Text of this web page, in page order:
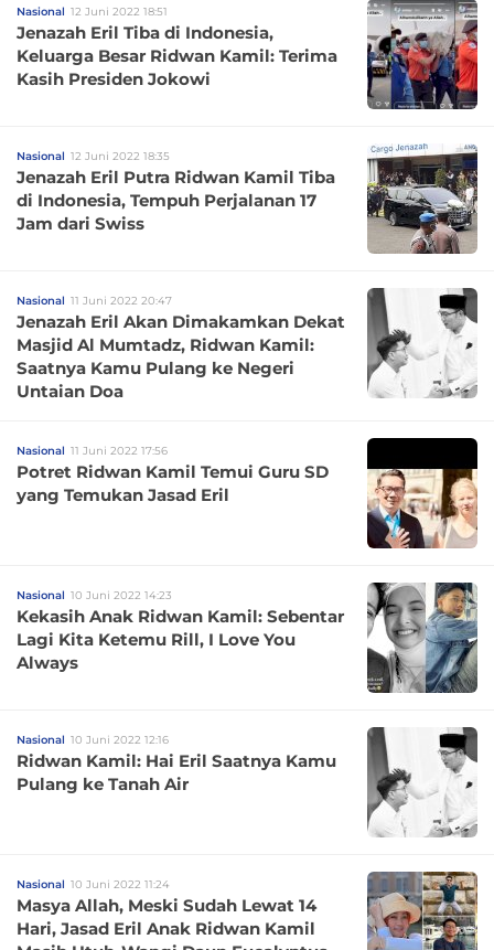
Nasional 12 Juni 2022 18:51
Jenazah Eril Tiba di Indonesia,
Keluarga Besar Ridwan Kamil: Terima
Kasih Presiden Jokowi
Nasional 12 Juni 2022 18:35
Jenazah Eril Putra Ridwan Kamil Tiba
di Indonesia, Tempuh Perjalanan 17
Jam dari Swiss
Nasional 11 Juni 2022 20:47
Jenazah Eril Akan Dimakamkan Dekat
Masjid Al Mumtadz, Ridwan Kamil:
Saatnya Kamu Pulang ke Negeri
Untaian Doa
Nasional 11 Juni 2022 17:56
Potret Ridwan Kamil Temui Guru SD
yang Temukan Jasad Eril
Nasional 10 Juni 2022 14:23
Kekasih Anak Ridwan Kamil: Sebentar
Lagi Kita Ketemu Rill, I Love You
Always
Nasional 10 Juni 2022 12:16
Ridwan Kamil: Hai Eril Saatnya Kamu
Pulang ke Tanah Air
Nasional 10 Juni 2022 11:24
Masya Allah, Meski Sudah Lewat 14
Hari, Jasad Eril Anak Ridwan Kamil